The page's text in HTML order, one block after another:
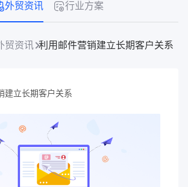
外贸资讯 行业方案
贸资讯 利用邮件营销建立长期客户关系
建立长期客户关系